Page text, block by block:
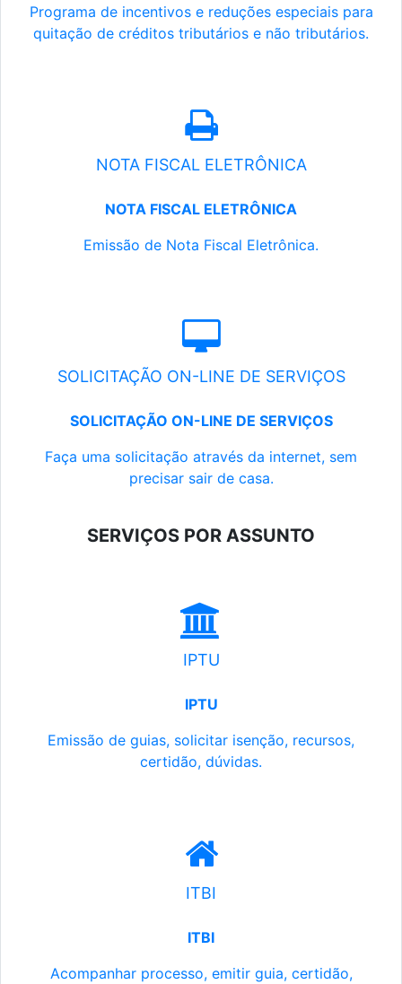
Programa de incentivos e reduções especiais para
quitação de créditos tributários e não tributários.
NOTA FISCAL ELETRÔNICA
NOTA FISCAL ELETRÔNICA
Emissão de Nota Fiscal Eletrônica.
SOLICITAÇÃO ON-LINE DE SERVIÇOS
SOLICITAÇÃO ON-LINE DE SERVIÇOS
Faça uma solicitação através da internet, sem
precisar sair de casa.
SERVIÇOS POR ASSUNTO
IPTU
IPTU
Emissão de guias, solicitar isenção, recursos,
certidão, dúvidas.
ITBI
ITBI
Acompanhar processo, emitir guia, certidão,